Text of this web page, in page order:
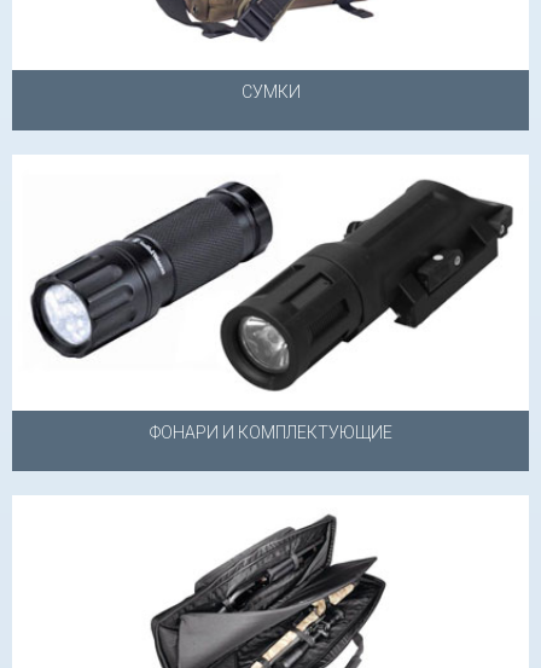
СУМКИ
ФОНАРИ И КОМПЛЕКТУЮЩИЕ